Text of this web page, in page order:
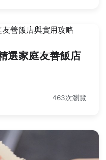
選家庭友善飯店
463次瀏覽